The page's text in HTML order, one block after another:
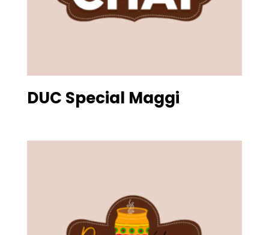
DUC Special Maggi